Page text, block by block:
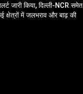
जारी किया, दिल्ली-NCR समेत
क्षेत्रों में जलभराव और बाढ़ की